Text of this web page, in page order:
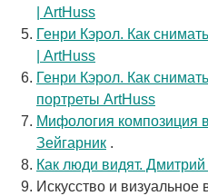
| ArtHuss
Генри Кэрол. Как
| ArtHuss
Генри Кэрол. Как
портреты ArtHuss
Мифология композиция
Зейгарник .
Как люди видят.
Искусство и